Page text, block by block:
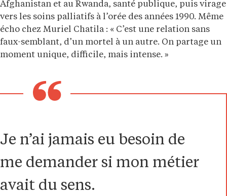
Afghanistan et au Rwanda, santé publique, puis virage
vers les soins palliatifs à l’orée des années 1990. Même
écho chez Muriel Chatila : « C’est une relation sans
faux-semblant, d’un mortel à un autre. On partage un
moment unique, difficile, mais intense. »
Je n’ai jamais eu besoin de
me demander si mon métier
avait du sens.